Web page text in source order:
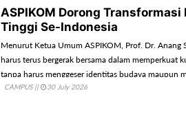
ASPIKOM Dorong
Tinggi Se-Indonesia
Menurut Ketua Umum ASPIKOM, Prof. Dr.
harus terus bergerak bersama dalam memperkuat
tanpa harus menggeser identitas budaya maupun
CAMPUS|| 30 July 2026